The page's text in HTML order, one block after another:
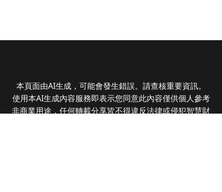
本頁面由AI生成，可能會發生錯誤。請查核重要資訊。
使用本AI生成內容服務即表示您同意此內容僅供個人參考
非商業用途，任何轉載分享皆不得違反法律或侵犯智慧財